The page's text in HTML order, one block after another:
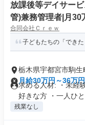
放課後等デイサー
管)兼務管理者|月30
宇都宮校ANDY
合同会社Ｃｒｅｗ
子どもたちの「でき
栃木県宇都宮市駒生
月給30万円～36万円
求める人材: ・未経
好きな方 ・一人ひと
残業なし